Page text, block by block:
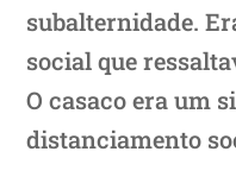
subalternidade.
social que
O casaco era um
distanciamento